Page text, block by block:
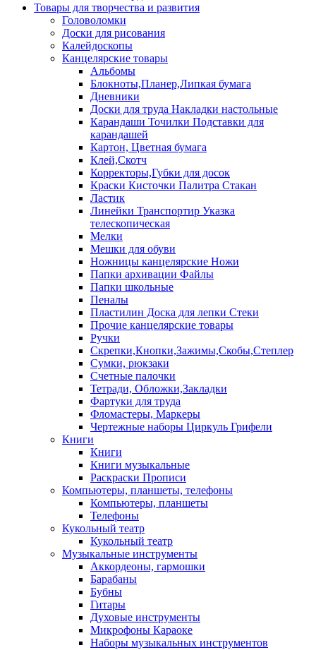
Товары для творчества и развития
Головоломки
Доски для рисования
Калейдоскопы
Канцелярские товары
Альбомы
Блокноты,Планер,Липкая бумага
Дневники
Доски для труда Накладки настольные
Карандаши Точилки Подставки для
карандашей
Картон, Цветная бумага
Клей,Скотч
Корректоры,Губки для досок
Краски Кисточки Палитра Стакан
Ластик
Линейки Транспортир Указка
телескопическая
Мелки
Мешки для обуви
Ножницы канцелярские Ножи
Папки архивации Файлы
Папки школьные
Пеналы
Пластилин Доска для лепки Стеки
Прочие канцелярские товары
Ручки
Скрепки,Кнопки,Зажимы,Скобы,Степлер
Сумки, рюкзаки
Счетные палочки
Тетради, Обложки,Закладки
Фартуки для труда
Фломастеры, Маркеры
Чертежные наборы Циркуль Грифели
Книги
Книги
Книги музыкальные
Раскраски Прописи
Компьютеры, планшеты, телефоны
Компьютеры, планшеты
Телефоны
Кукольный театр
Кукольный театр
Музыкальные инструменты
Аккордеоны, гармошки
Барабаны
Бубны
Гитары
Духовые инструменты
Микрофоны Караоке
Наборы музыкальных инструментов